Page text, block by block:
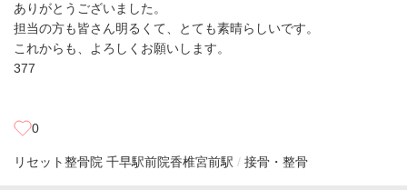
ありがとうございました。
担当の方も皆さん明るくて、とても素晴らしいです。
これからも、よろしくお願いします。
377
0
リセット整骨院 千早駅前院香椎宮前駅 接骨・整骨